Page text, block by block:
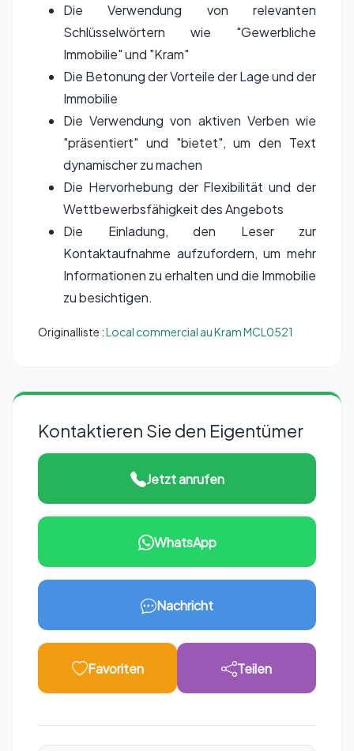
Die Verwendung von relevanten
Schlüsselwörtern wie "Gewerbliche
Immobilie" und "Kram"
Die Betonung der Vorteile der Lage und der
Immobilie
Die Verwendung von aktiven Verben wie
"präsentiert" und "bietet", um den Text
dynamischer zu machen
Die Hervorhebung der Flexibilität und der
Wettbewerbsfähigkeit des Angebots
Die Einladung, den Leser zur
Kontaktaufnahme aufzufordern, um mehr
Informationen zu erhalten und die Immobilie
zu besichtigen.
Originalliste :Local commercial au Kram MCL0521
Kontaktieren Sie den Eigentümer
Jetzt anrufen
WhatsApp
Nachricht
Favoriten Teilen